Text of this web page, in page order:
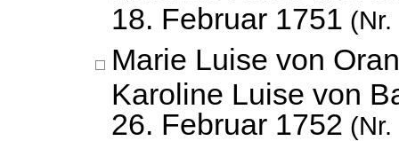
18. Februar 1751 (Nr.
Marie Luise von
Karoline Luise von
26. Februar 1752 (Nr.